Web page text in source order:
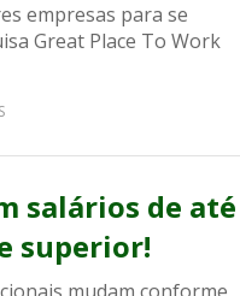
empresas para se
Great Place To Work
salários de até
superior!